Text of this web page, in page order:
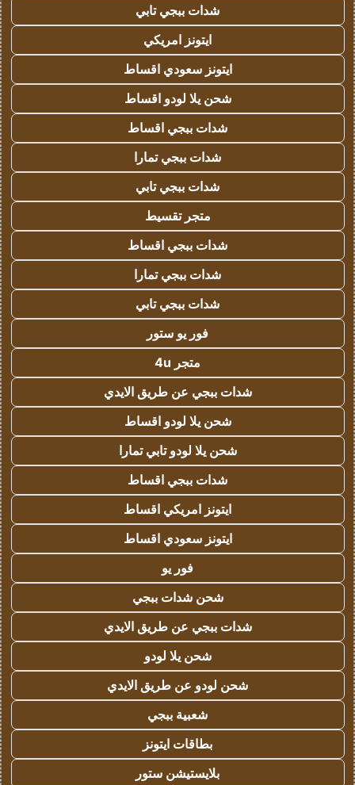
شدات ببجي تابي
ايتونز امريكي
ايتونز سعودي اقساط
شحن يلا لودو اقساط
شدات ببجي اقساط
شدات ببجي تمارا
شدات ببجي تابي
متجر تقسيط
شدات ببجي اقساط
شدات ببجي تمارا
شدات ببجي تابي
فور يو ستور
متجر 4u
شدات ببجي عن طريق الايدي
شحن يلا لودو اقساط
شحن يلا لودو تابي تمارا
شدات ببجي اقساط
ايتونز امريكي اقساط
ايتونز سعودي اقساط
فور يو
شحن شدات ببجي
شدات ببجي عن طريق الايدي
شحن يلا لودو
شحن لودو عن طريق الايدي
شعبية ببجي
بطاقات ايتونز
بلايستيشن ستور